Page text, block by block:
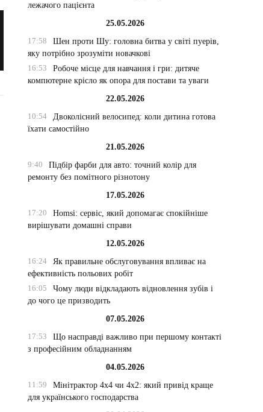
лежачого пацієнта
25.05.2026
17:58
Шен проти Шу: головна битва у світі пуерів,
яку потрібно зрозуміти новачкові
16:53
Робоче місце для навчання і гри: дитяче
компютерне крісло як опора для постави та уваги
22.05.2026
10:54
Двоколісний велосипед: коли дитина готова
їхати самостійно
21.05.2026
9:40
Підбір фарби для авто: точний колір для
ремонту без помітного різнотону
17.05.2026
17:20
Homsi: сервіс, який допомагає спокійніше
вирішувати домашні справи
12.05.2026
16:24
Як правильне обслуговування впливає на
ефективність польових робіт
16:05
Чому люди відкладають відновлення зубів і
до чого це призводить
07.05.2026
17:53
Що насправді важливо при першому контакті
з професійним обладнанням
04.05.2026
11:59
Мінітрактор 4х4 чи 4х2: який привід краще
для українського господарства